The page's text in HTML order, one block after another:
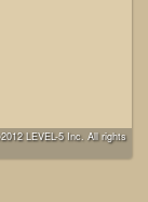
LEVEL-5 Inc. All rights